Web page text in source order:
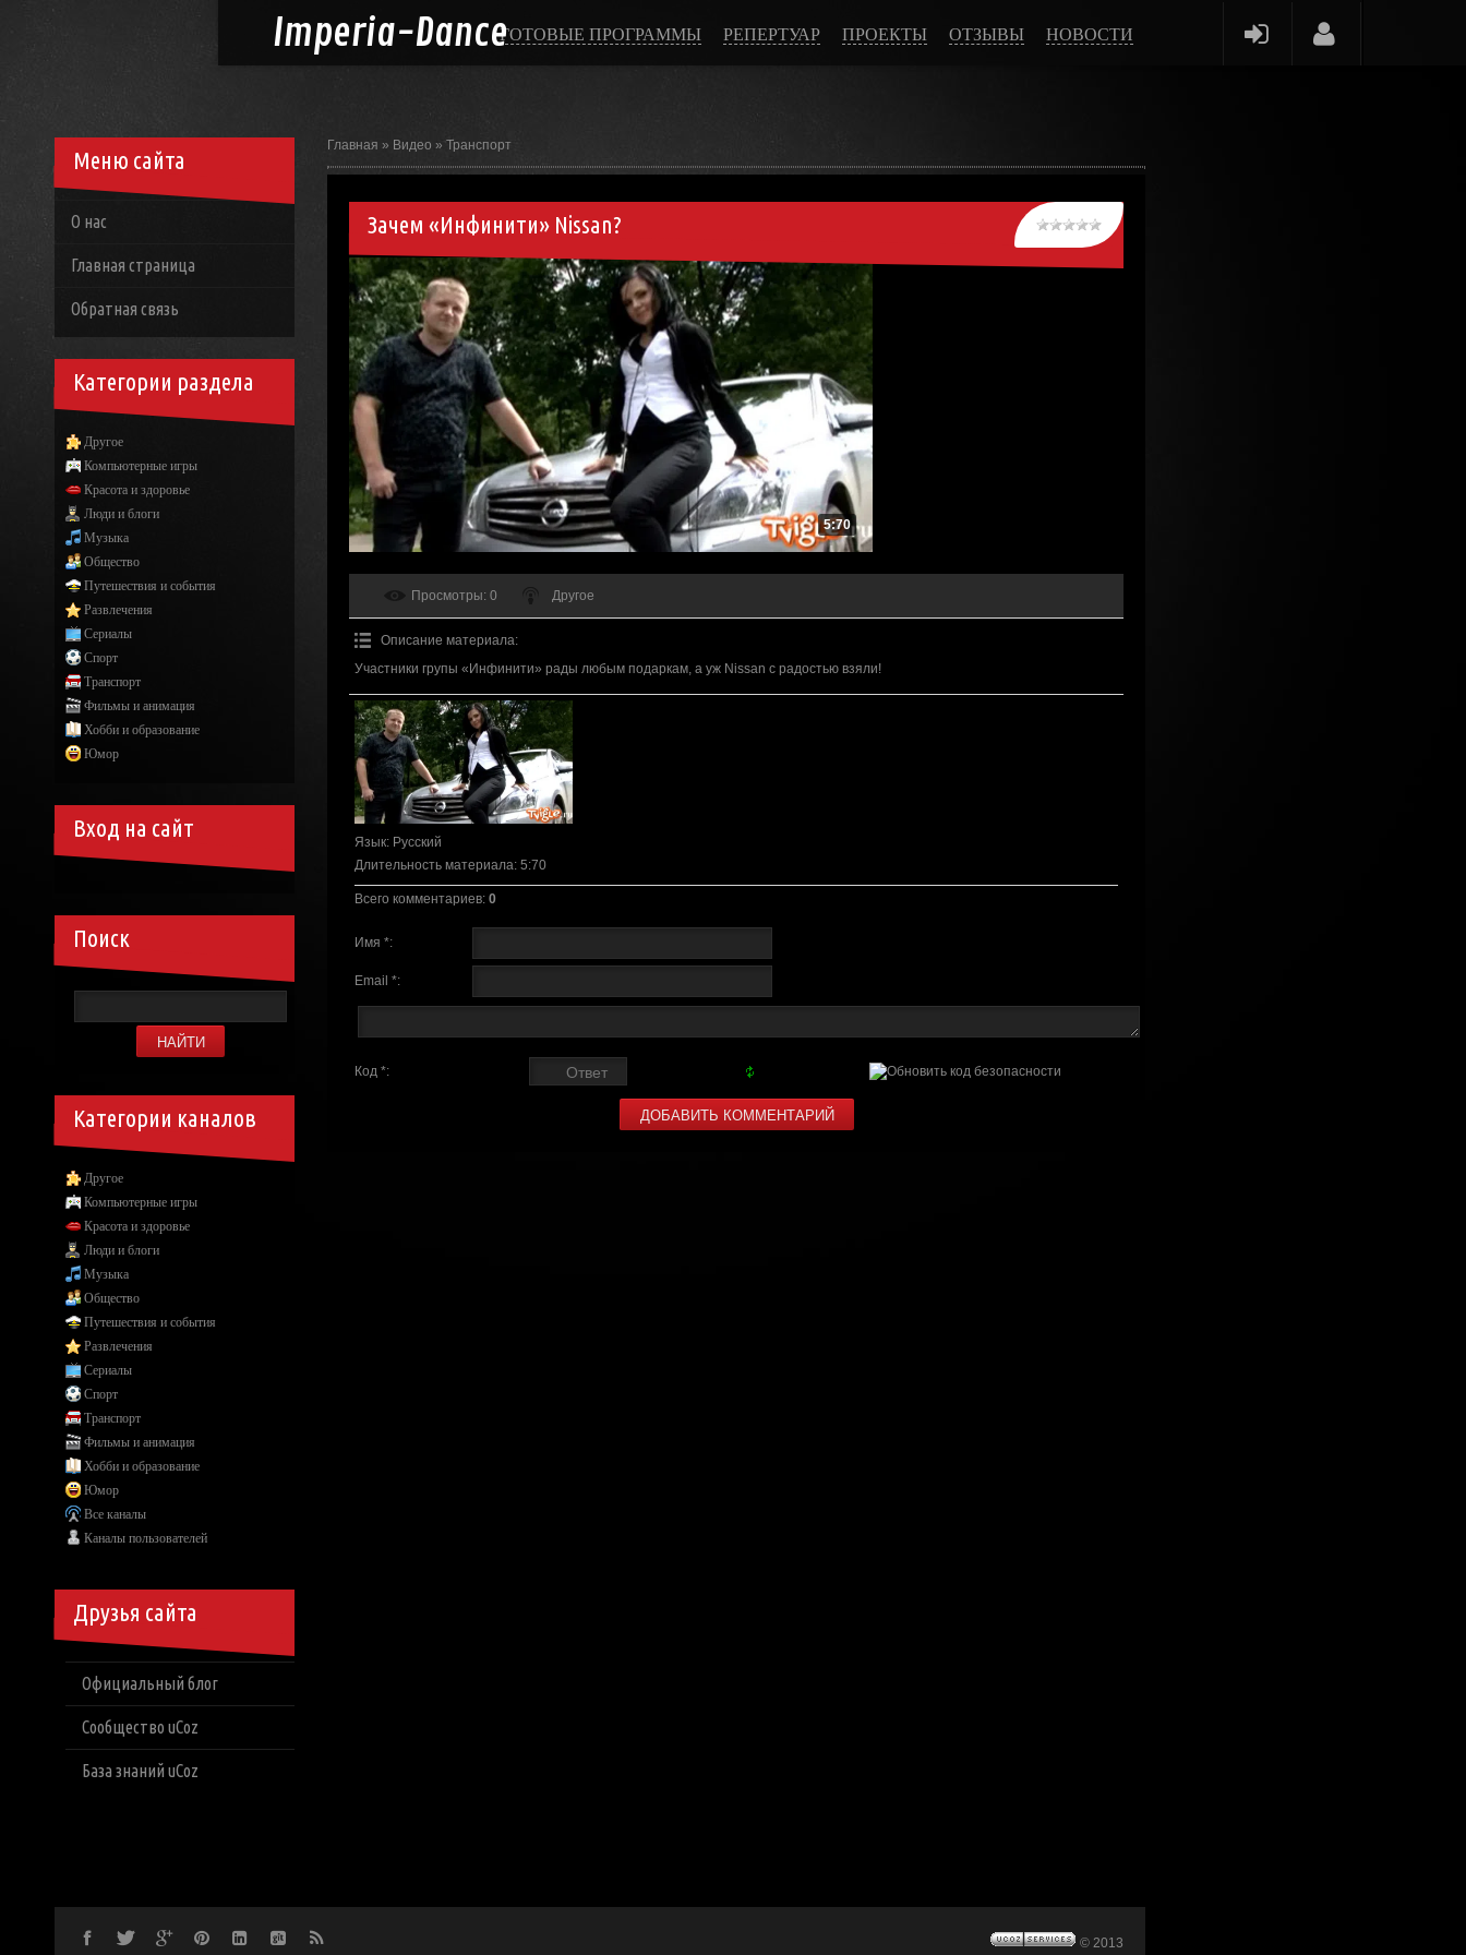
Imperia-DanceГОТОВЫЕ ПРОГРАММЫ РЕПЕРТУАР ПРОЕКТЫ ОТЗЫВЫ НОВОСТИ
Главная » Видео » Транспорт
Зачем «Инфинити» Nissan?
5:70
Просмотры: 0 Другое
Описание материала:
Участники групы «Инфинити» рады любым подаркам, а уж Nissan с радостью взяли!
Язык: Русский
Длительность материала: 5:70
Всего комментариев: 0
Имя *:
Email *:
Код *:
Меню сайта
О нас
Главная страница
Обратная связь
Категории раздела
Другое
Компьютерные игры
Красота и здоровье
Люди и блоги
Музыка
Общество
Путешествия и события
Развлечения
Сериалы
Спорт
Транспорт
Фильмы и анимация
Хобби и образование
Юмор
Вход на сайт
Поиск
Категории каналов
Другое
Компьютерные игры
Красота и здоровье
Люди и блоги
Музыка
Общество
Путешествия и события
Развлечения
Сериалы
Спорт
Транспорт
Фильмы и анимация
Хобби и образование
Юмор
Все каналы
Каналы пользователей
Друзья сайта
Официальный блог
Сообщество uCoz
База знаний uCoz
© 2013